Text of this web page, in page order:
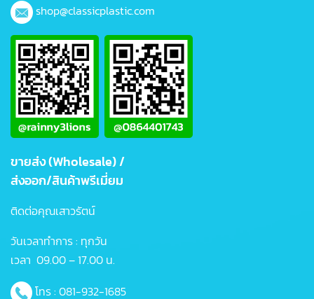
shop@classicplastic.com
ขายส่ง (Wholesale) /
ส่งออก/สินค้าพรีเมี่ยม
ติดต่อคุณเสาวรัตน์
วันเวลาทำการ : ทุกวัน
เวลา 09.00 – 17.00 น.
โทร : 081-932-1685